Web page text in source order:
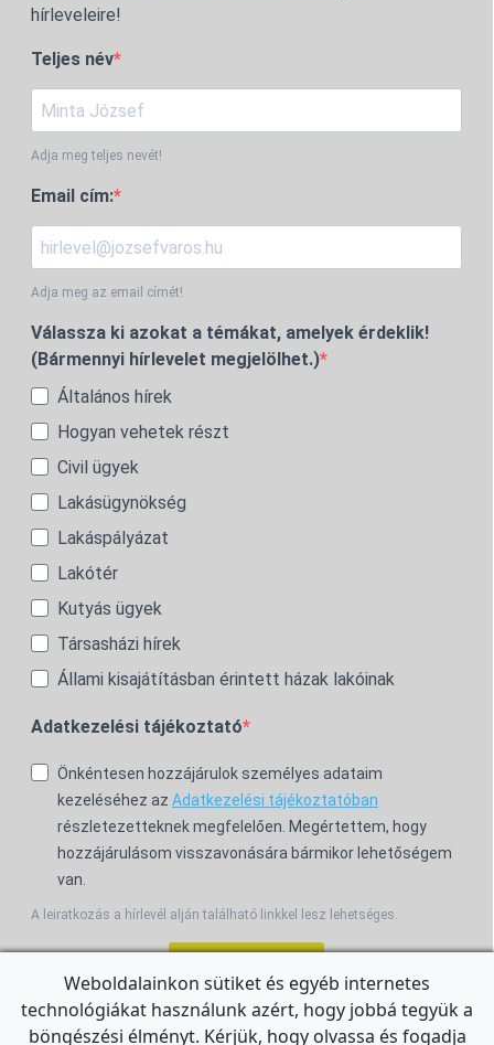
hírleveleire!
Teljes név
Adja meg teljes nevét!
Email cím:
Adja meg az email címét!
Válassza ki azokat a témákat, amelyek érdeklik!
(Bármennyi hírlevelet megjelölhet.)
Általános hírek
Hogyan vehetek részt
Civil ügyek
Lakásügynökség
Lakáspályázat
Lakótér
Kutyás ügyek
Társasházi hírek
Állami kisajátításban érintett házak lakóinak
Adatkezelési tájékoztató
Önkéntesen hozzájárulok személyes adataim
kezeléséhez az Adatkezelési tájékoztatóban
részletezetteknek megfelelően. Megértettem, hogy
hozzájárulásom visszavonására bármikor lehetőségem
van.
A leiratkozás a hírlevél alján található linkkel lesz lehetséges.
For the English Newsletter, clickHERE.
Weboldalainkon sütiket és egyéb internetes
technológiákat használunk azért, hogy jobbá tegyük a
böngészési élményt. Kérjük, hogy olvassa és fogadja